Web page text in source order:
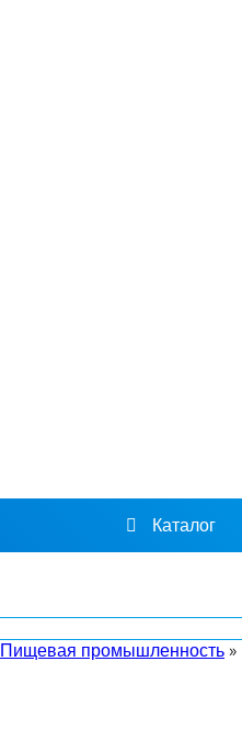
Каталог
Пищевая промышленность »